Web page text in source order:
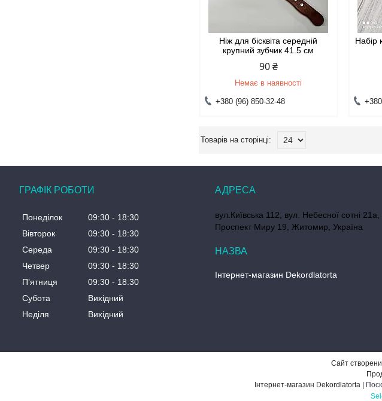
Ніж для бісквіта середній
крупний зубчик 41.5 см
90 ₴
Немає в наявності
+380 (96) 850-32-48
Набір
ГРАФІК РОБОТИ
Понеділок 09:30
18:30
Вівторок
09:30
18:30
Середа
09:30
18:30
Четвер
09:30
18:30
Пʼятниця
09:30
18:30
Субота
Вихідний
Неділя
Вихідний
вул.Київська 112, вул. Небесної сотні 21а,
Проспект Миру 19, Житомир, Україна
Інтернет-магазин Dekordlatorta
Сайт